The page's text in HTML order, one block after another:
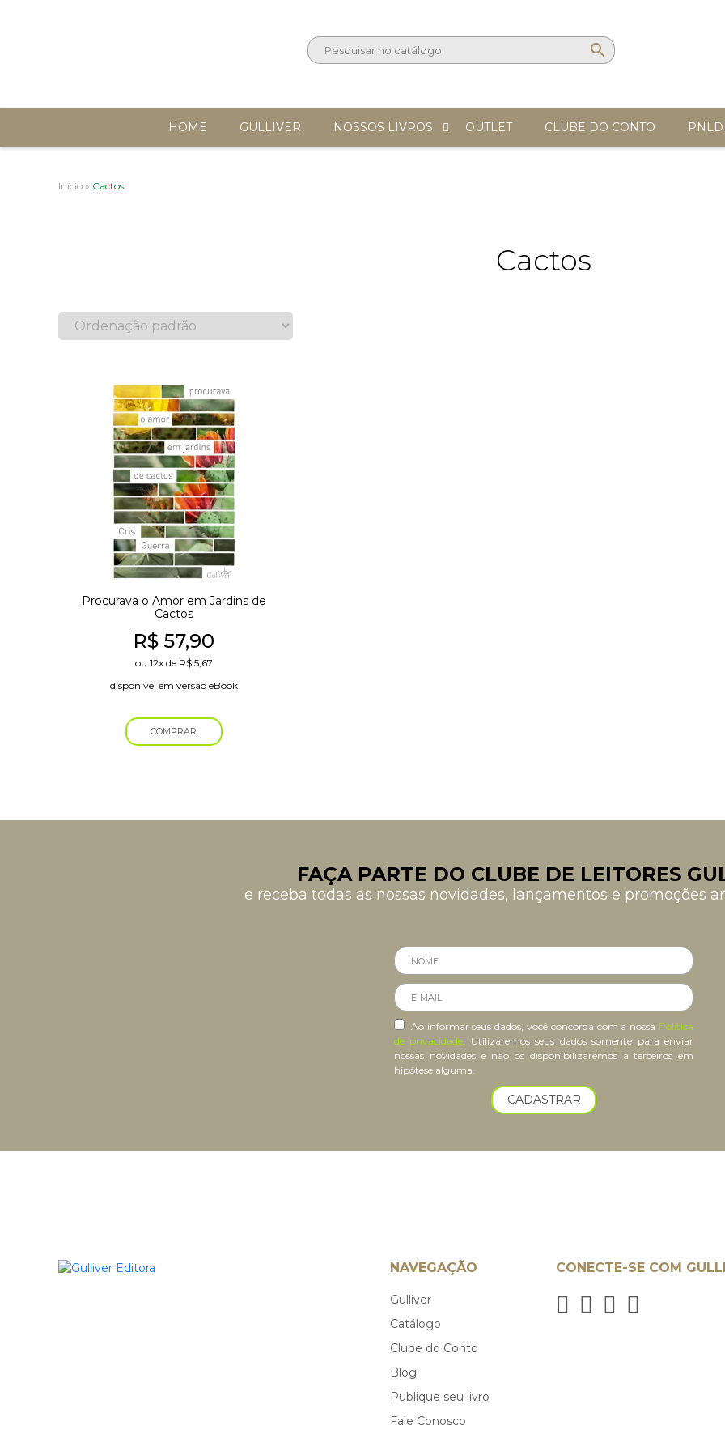
HOME GULLIVER NOSSOS LIVROS OUTLET CLUBE DO CONTO PNLD
Início » Cactos
Cactos
Procurava o Amor em Jardins de
Cactos
R$ 57,90
ou 12xde R$5,67
disponível em versão eBook
COMPRAR
FAÇA PARTE DO CLUBE DE LEITORES
e receba todas as nossas novidades, lançamentos e promoções
Ao informar seus dados, você concorda com a nossa Política
de privacidade. Utilizaremos seus dados somente para enviar
nossas novidades e não os disponibilizaremos a terceiros em
hipótese alguma.
CADASTRAR
NAVEGAÇÃO
Gulliver
Catálogo
Clube do Conto
Blog
Publique seu livro
Fale Conosco
CONECTE-SE COM